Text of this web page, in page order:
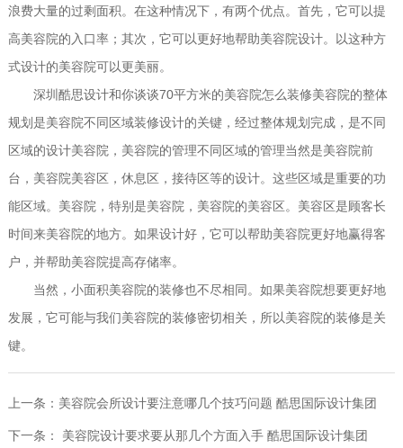
浪费大量的过剩面积。在这种情况下，有两个优点。首先，它可以提
高美容院的入口率；其次，它可以更好地帮助美容院设计。以这种方
式设计的美容院可以更美丽。
深圳酷思设计和你谈谈70平方米的美容院怎么装修美容院的整体
规划是美容院不同区域装修设计的关键，经过整体规划完成，是不同
区域的设计美容院，美容院的管理不同区域的管理当然是美容院前
台，美容院美容区，休息区，接待区等的设计。这些区域是重要的功
能区域。美容院，特别是美容院，美容院的美容区。美容区是顾客长
时间来美容院的地方。如果设计好，它可以帮助美容院更好地赢得客
户，并帮助美容院提高存储率。
当然，小面积美容院的装修也不尽相同。如果美容院想要更好地
发展，它可能与我们美容院的装修密切相关，所以美容院的装修是关
键。
上一条： 美容院会所设计要注意哪几个技巧问题 酷思国际设计集团
下一条： 美容院设计要求要从那几个方面入手 酷思国际设计集团